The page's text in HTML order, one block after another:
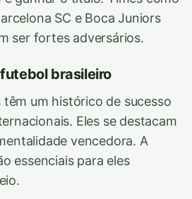
SC e Boca Juniors
ser fortes adversários.
brasileiro
têm um histórico de sucesso
Eles se destacam
vencedora. A
essenciais para eles